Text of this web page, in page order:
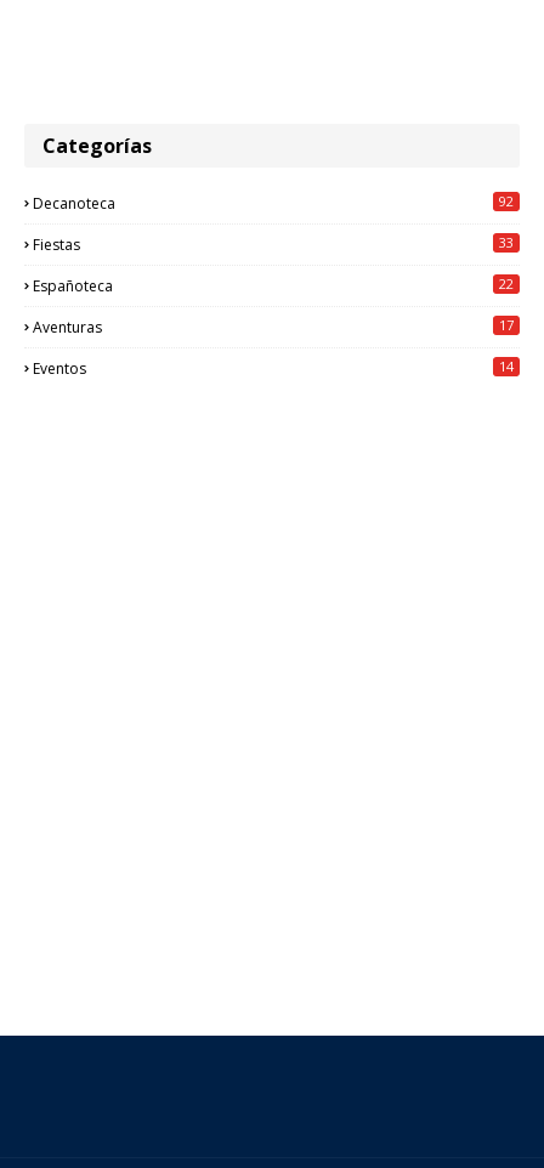
Categorías
Decanoteca 92
Fiestas 33
Españoteca 22
Aventuras 17
Eventos 14